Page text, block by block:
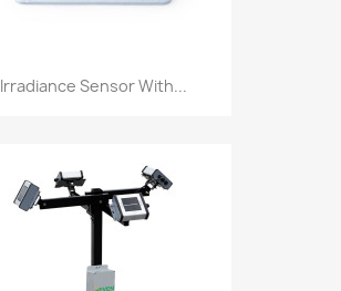
Irradiance Sensor With...